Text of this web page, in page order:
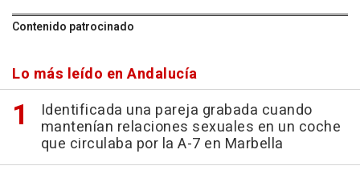
Contenido patrocinado
Lo más leído en Andalucía
Identificada una pareja grabada cuando
mantenían relaciones sexuales en un coche
que circulaba por la A-7 en Marbella